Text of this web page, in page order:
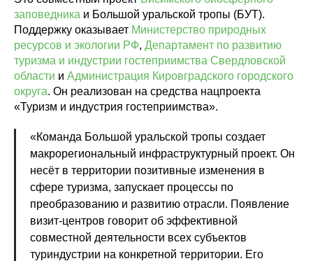
заповедника и Большой уральской тропы (БУТ).
Поддержку оказывает Министерство природных
ресурсов и экологии РФ, Департамент по развитию
туризма и индустрии гостеприимства Свердловской
области и Администрация Кировградского городского
округа. Он реализован на средства нацпроекта
«Туризм и индустрия гостеприимства».
«Команда Большой уральской тропы создает
макрорегиональный инфраструктурный проект. Он
несёт в территории позитивные изменения в
сфере туризма, запускает процессы по
преобразованию и развитию отрасли. Появление
визит-центров говорит об эффективной
совместной деятельности всех субъектов
туриндустрии на конкретной территории. Его